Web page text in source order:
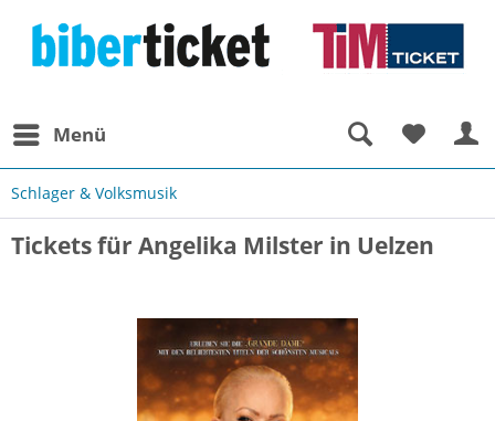
Menü
Schlager & Volksmusik
Tickets für Angelika Milster in Uelzen